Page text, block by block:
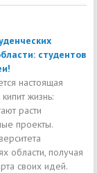
студентов
настоящая
жизнь:
расти
проекты.
области, получая
своих идей.